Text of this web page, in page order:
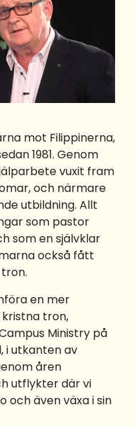
mot Filippinerna,
1981. Genom
vuxit fram
och närmare
utbildning. Allt
som pastor
som en självklar
också fått
en mer
tron,
Ministry på
i utkanten av
åren
utflykter där vi
och även växa i sin